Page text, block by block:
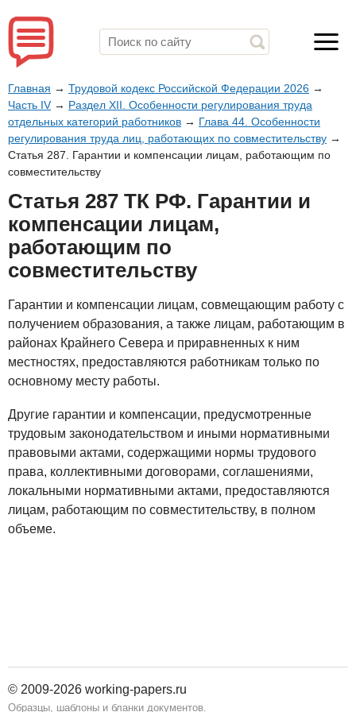
Главная → Трудовой кодекс Российской Федерации 2026 →
Часть IV→ Раздел XII. Особенности регулирования труда
отдельных категорий работников → Глава 44. Особенности
регулирования труда лиц, работающих по совместительству →
Статья 287. Гарантии и компенсации лицам, работающим по
совместительству
Статья 287 ТК РФ. Гарантии и
компенсации лицам,
работающим по
совместительству
Гарантии и компенсации лицам, совмещающим работу с
получением образования, а также лицам, работающим в
районах Крайнего Севера и приравненных к ним
местностях, предоставляются работникам только по
основному месту работы.
Другие гарантии и компенсации, предусмотренные
трудовым законодательством и иными нормативными
правовыми актами, содержащими нормы трудового
права, коллективными договорами, соглашениями,
локальными нормативными актами, предоставляются
лицам, работающим по совместительству, в полном
объеме.
© 2009-2026 working-papers.ru
Образцы, шаблоны и бланки документов.